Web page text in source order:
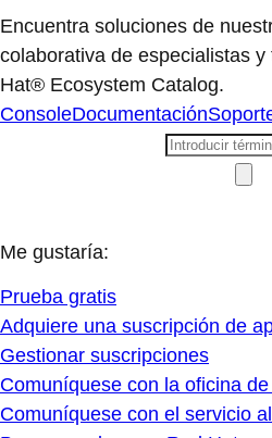
Encuentra soluciones de
colaborativa de especialistas
Hat® Ecosystem Catalog.
ConsoleDocumentación
Me gustaría:
Prueba gratis
Adquiere una suscripción de
Gestionar suscripciones
Comuníquese con la oficina
Comuníquese con el servicio